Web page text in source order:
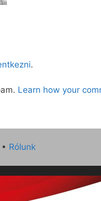
.
Learn how your
• Rólunk